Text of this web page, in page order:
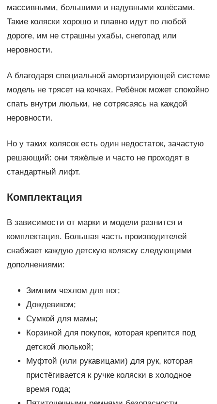
массивными, большими и надувными колёсами.
Такие коляски хорошо и плавно идут по любой
дороге, им не страшны ухабы, снегопад или
неровности.
А благодаря специальной амортизирующей системе
модель не трясет на кочках. Ребёнок может спокойно
спать внутри люльки, не сотрясаясь на каждой
неровности.
Но у таких колясок есть один недостаток, зачастую
решающий: они тяжёлые и часто не проходят в
стандартный лифт.
Комплектация
В зависимости от марки и модели разнится и
комплектация. Большая часть производителей
снабжает каждую детскую коляску следующими
дополнениями:
Зимним чехлом для ног;
Дождевиком;
Сумкой для мамы;
Корзиной для покупок, которая крепится под
детской люлькой;
Муфтой (или рукавицами) для рук, которая
пристёгивается к ручке коляски в холодное
время года;